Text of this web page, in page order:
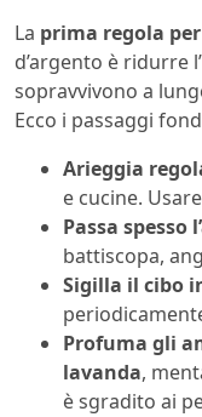
La prima regola
d’argento è ridurre
sopravvivono a
Ecco i passaggi
Arieggia
e cucine.
Passa spesso
battiscopa,
Sigilla il cibo
Profuma gli
lavanda,
è sgradito ai